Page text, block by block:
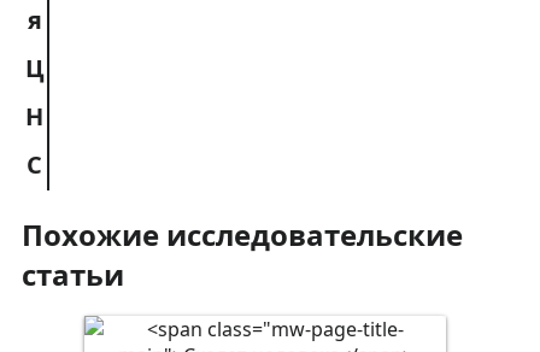
я
Ц
Н
С
Похожие исследовательские
статьи